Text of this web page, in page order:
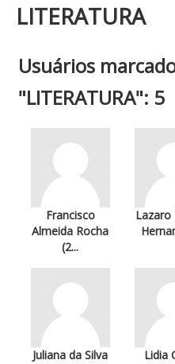
LITERATURA
Usuários
"LITERATURA": 5
Francisco
Almeida Rocha
(2...
Juliana da Silva
Lidia